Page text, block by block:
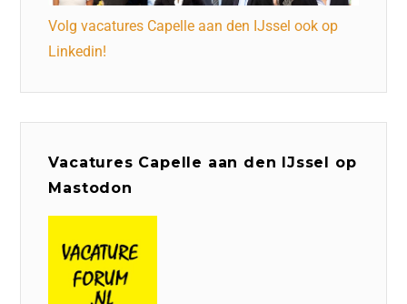
Volg vacatures Capelle aan den IJssel ook op
Linkedin!
Vacatures Capelle aan den IJssel op
Mastodon